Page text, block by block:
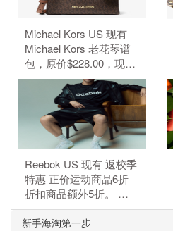
Michael Kors US 现有
Michael Kors 老花琴谱
包，原价$228.00，现特
价$50.15（约339.68
元）。 额外8.5折，需要
使用优惠码：
EXTRA15。
Reebok US 现有 返校季
特惠 正价运动商品6折
折扣商品额外5折。 正
价商品6折，折扣商品额
外5折，需要使用优惠
新手海淘第一步